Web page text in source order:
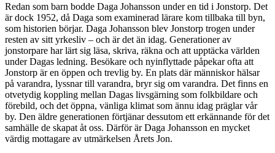
Redan som barn bodde Daga Johansson under en tid i Jonstorp. Det
är dock 1952, då Daga som examinerad lärare kom tillbaka till byn,
som historien börjar. Daga Johansson blev Jonstorp trogen under
resten av sitt yrkesliv – och är det än idag. Generationer av
jonstorpare har lärt sig läsa, skriva, räkna och att upptäcka världen
under Dagas ledning. Besökare och nyinflyttade påpekar ofta att
Jonstorp är en öppen och trevlig by. En plats där människor hälsar
på varandra, lyssnar till varandra, bryr sig om varandra. Det finns en
otvetydig koppling mellan Dagas livsgärning som folkbildare och
förebild, och det öppna, vänliga klimat som ännu idag präglar vår
by. Den äldre generationen förtjänar dessutom ett erkännande för det
samhälle de skapat åt oss. Därför är Daga Johansson en mycket
värdig mottagare av utmärkelsen Årets Jon.